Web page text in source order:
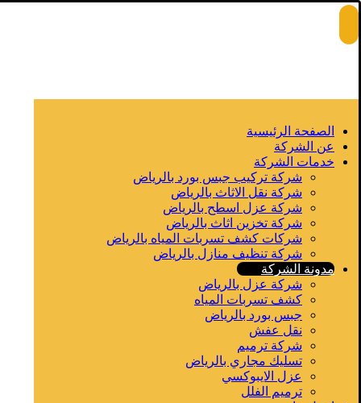
الصفحة الرئيسية
عن الشركة
خدمات الشركة
شركة تركيب جبس بورد بالرياض
شركة نقل الاثاث بالرياض
شركة عزل اسطح بالرياض
شركة تخزين اثاث بالرياض
شركات كشف تسربات المياه بالرياض
شركة تنظيف منازل بالرياض
مدونة الشركة
شركة عزل بالرياض
كشف تسربات المياه
جبس بورد بالرياض
نقل عفش
شركة ترميم
تسليك مجاري بالرياض
عزل الايبوكسي
ترميم الفلل